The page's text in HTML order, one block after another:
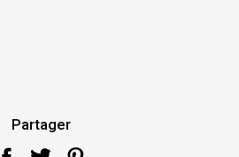
Partager